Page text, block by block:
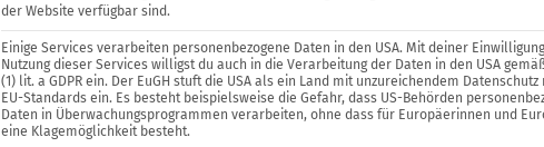
der Website verfügbar sind.
Einige Services verarbeiten personenbezogene Daten in den USA. Mit deiner
Nutzung dieser Services willigst du auch in die Verarbeitung der Daten in den USA
(1) lit. a GDPR ein. Der EuGH stuft die USA als ein Land mit unzureichendem Datenschutz
EU-Standards ein. Es besteht beispielsweise die Gefahr, dass US-Behörden
Daten in Überwachungsprogrammen verarbeiten, ohne dass für Europäerinnen und
eine Klagemöglichkeit besteht.